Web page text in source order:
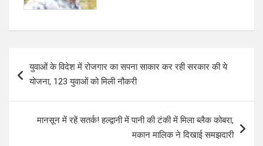
navigation
युवाओं के विदेश में रोजगार का सपना साकार कर रही सरकार की ये
योजना, 123 युवाओं को मिली नौकरी
मानसून में रहें सतर्क! हल्द्वानी में पानी की टंकी में मिला ब्लैक कोबरा,
मकान मालिक ने दिखाई समझदारी